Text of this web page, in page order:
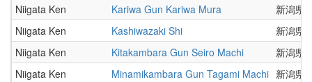
Niigata Ken
Kariwa Gun Kariwa Mura
新潟県
Niigata Ken
Kashiwazaki Shi
新潟県
Niigata Ken
Kitakambara Gun Seiro Machi
新潟県
Niigata Ken
Minamikambara Gun Tagami Machi 新潟県